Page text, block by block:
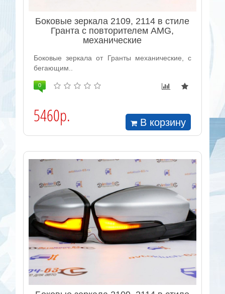
Боковые зеркала 2109, 2114 в стиле
Гранта с повторителем AMG,
механические
Боковые зеркала от Гранты механические, с
бегающим..
0
5460р. В корзину